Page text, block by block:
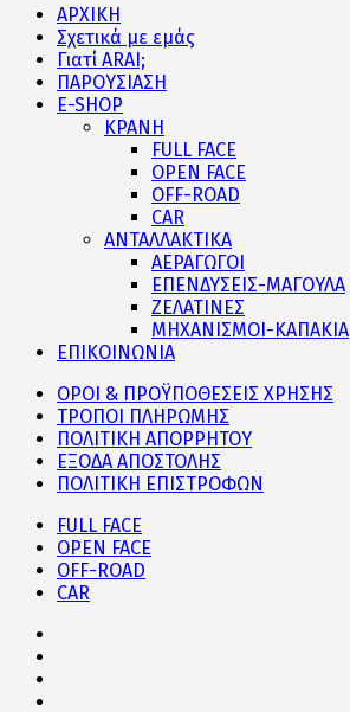
ΑΡΧΙΚΗ
Σχετικά με εμάς
Γιατί ARAI;
ΠΑΡΟΥΣΙΑΣΗ
E-SHOP
ΚΡΑΝΗ
FULL FACE
OPEN FACE
OFF-ROAD
CAR
ΑΝΤΑΛΛΑΚΤΙΚΑ
ΑΕΡΑΓΩΓΟΙ
ΕΠΕΝΔΥΣΕΙΣ-ΜΑΓΟΥΛΑ
ΖΕΛΑΤΙΝΕΣ
ΜΗΧΑΝΙΣΜΟΙ-ΚΑΠΑΚΙΑ
ΕΠΙΚΟΙΝΩΝΙΑ
ΟΡΟΙ & ΠΡΟΫΠΟΘΕΣΕΙΣ ΧΡΗΣΗΣ
ΤΡΟΠΟΙ ΠΛΗΡΩΜΗΣ
ΠΟΛΙΤΙΚΗ ΑΠΟΡΡΗΤΟΥ
ΕΞΟΔΑ ΑΠΟΣΤΟΛΗΣ
ΠΟΛΙΤΙΚΗ ΕΠΙΣΤΡΟΦΩΝ
FULL FACE
OPEN FACE
OFF-ROAD
CAR